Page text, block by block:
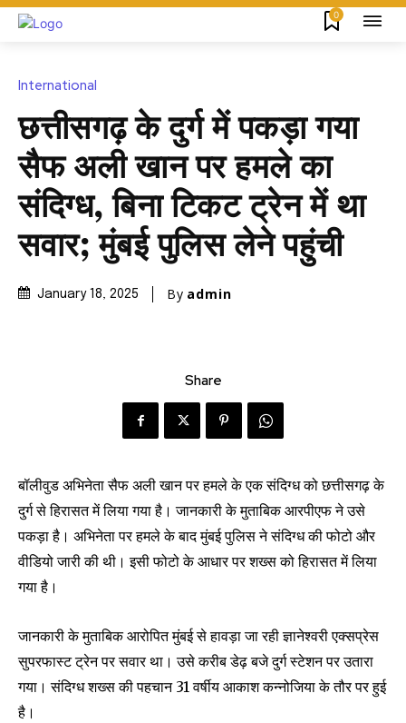
0
International
छत्तीसगढ़ के दुर्ग में पकड़ा गया
सैफ अली खान पर हमले का
संदिग्ध, बिना टिकट ट्रेन में था
सवार; मुंबई पुलिस लेने पहुंची
January 18, 2025 By admin
Share
बॉलीवुड अभिनेता सैफ अली खान पर हमले के एक संदिग्ध को छत्तीसगढ़ के
दुर्ग से हिरासत में लिया गया है। जानकारी के मुताबिक आरपीएफ ने उसे
पकड़ा है। अभिनेता पर हमले के बाद मुंबई पुलिस ने संदिग्ध की फोटो और
वीडियो जारी की थी। इसी फोटो के आधार पर शख्स को हिरासत में लिया
गया है।
जानकारी के मुताबिक आरोपित मुंबई से हावड़ा जा रही ज्ञानेश्वरी एक्सप्रेस
सुपरफास्ट ट्रेन पर सवार था। उसे करीब डेढ़ बजे दुर्ग स्टेशन पर उतारा
गया। संदिग्ध शख्स की पहचान 31 वर्षीय आकाश कन्नोजिया के तौर पर हुई
है।